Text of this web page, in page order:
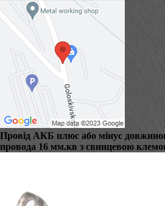
Провід АКБ плюс або мінус
провода 16 мм.кв з свинцевою